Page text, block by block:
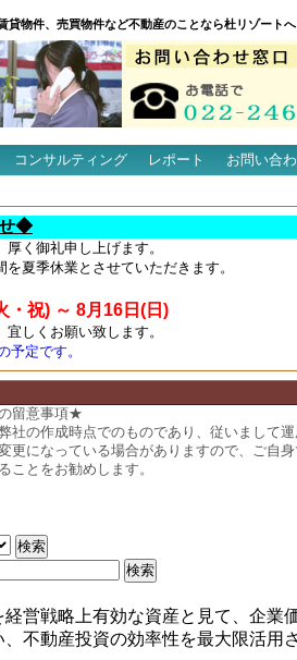
貸物件、売買物件など不動産のことなら杜リゾート
コンサルティング レポート お問い合
せ◆
く御礼申し上げます。
夏季休業とさせていただきます。
祝) ～ 8月16日(日)
しくお願い致します。
予定です。
留意事項★
社の作成時点でのものであり、従いまして
更になっている場合がありますので、ご自身
ことをお勧めします。
営戦略上有効な資産と見て、企業
不動産投資の効率性を最大限活用